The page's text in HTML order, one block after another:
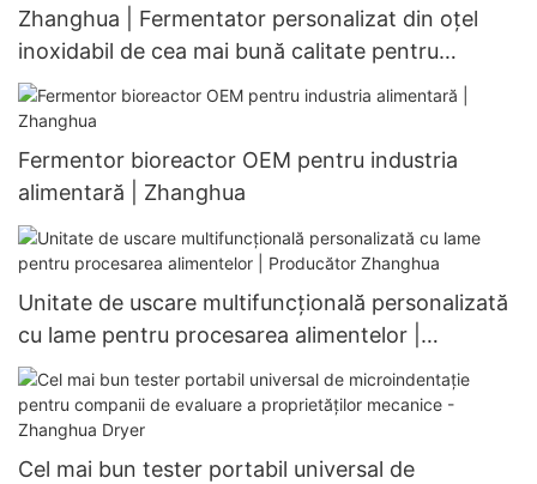
Zhanghua | Fermentator personalizat din oțel
inoxidabil de cea mai bună calitate pentru
industria chimică
Fermentor bioreactor OEM pentru industria
alimentară | Zhanghua
Unitate de uscare multifuncțională personalizată
cu lame pentru procesarea alimentelor |
Producător Zhanghua
Cel mai bun tester portabil universal de